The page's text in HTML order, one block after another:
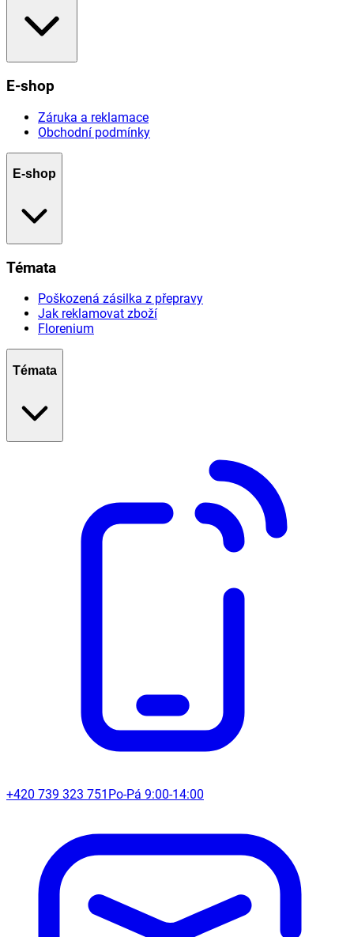
E-shop
Záruka a reklamace
Obchodní podmínky
E-shop
Témata
Poškozená zásilka z přepravy
Jak reklamovat zboží
Florenium
Témata
+420 739 323 751 Po-Pá 9:00-14:00